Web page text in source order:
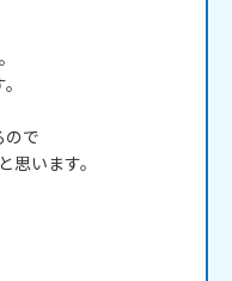
ので
います。